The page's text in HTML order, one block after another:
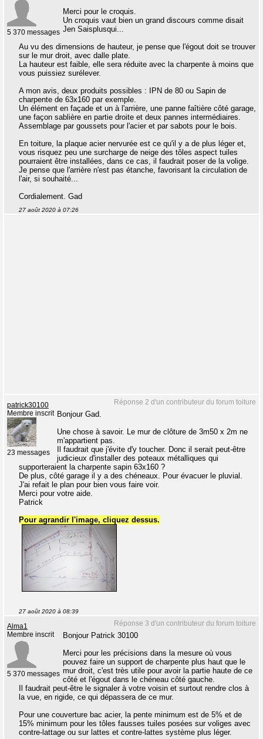
5 370 messages
Merci pour le croquis.
Un croquis vaut bien un grand discours comme disait
Jen Saisplusqui...
Au vu des dimensions de hauteur, je pense que l'égout doit se trouver
sur le mur droit, avec dalle plate.
La hauteur est faible, elle sera réduite avec la charpente à moins que
vous puissiez surélever.
A mon avis, deux produits possibles : IPN de 80 ou Sapin de
charpente de 63x160 par exemple.
Un élément en façade et un à l'arrière, une panne faîtière côté garage,
une façon sablière en partie droite et deux pannes intermédiaires.
Assemblage par goussets pour l'acier et par sabots pour le bois.
En toiture, la plaque acier nervurée est ce qu'il y a de plus léger et,
vous risquez peu une surcharge de neige des tôles aspect tuiles
pourraient être installées, dans ce cas, il faudrait poser de la volige.
Je pense que l'arrière n'est pas étanche, favorisant la circulation de
l'air, si souhaité...
Cordialement. Gad
27 août 2020 à 07:26
Réponse 2 d'un contributeur du forum toiture
patrick30100
Membre inscrit
23 messages
Bonjour Gad.
Une chose à savoir. Le mur de clôture de 3m50 x 2m ne
m'appartient pas.
Il faudrait que j'évite d'y toucher. Donc il serait peut-être
judicieux d'installer des poteaux métalliques qui
supporteraient la charpente sapin 63x160 ?
De plus, côté garage il y a des chéneaux. Pour évacuer le pluvial.
J'ai refait le plan pour bien vous faire voir.
Merci pour votre aide.
Patrick
Pour agrandir l'image, cliquez dessus.
27 août 2020 à 08:39
Réponse 3 d'un contributeur du forum toiture
Alma1
Membre inscrit
5 370 messages
Bonjour Patrick 30100
Merci pour les précisions dans la mesure où vous
pouvez faire un support de charpente plus haut que le
mur droit, c'est très utile pour avoir la partie haute de ce
côté et l'égout dans le chéneau côté gauche.
Il faudrait peut-être le signaler à votre voisin et surtout rendre clos à
la vue, en rigide, ce qui dépassera de ce mur.
Pour une couverture bac acier, la pente minimum est de 5% et de
15% minimum pour les tôles fausses tuiles posées sur voliges avec
contre-lattage ou sur lattes et contre-lattes système plus léger.